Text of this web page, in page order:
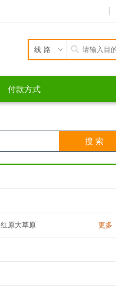
线路
付款方式
红原大草原
更多